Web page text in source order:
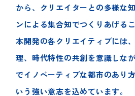
から、クリエイターとの多様な
ンによる集合知でつくりあげる
本開発の各クリエイティブには
理、時代特性の共創を意識しな
でイノベーティブな都市のあり
いう強い意志を込めています。